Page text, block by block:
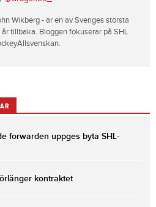
Wikberg - är en av Sveriges största
tillbaka. Bloggen fokuserar på SHL
forwarden uppges byta SHL-
kontraktet